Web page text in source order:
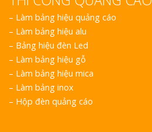
– Làm bảng hiệu quảng cáo
– Làm bảng hiệu alu
– Bảng hiệu đèn Led
– Làm bảng hiệu gỗ
– Làm bảng hiệu mica
– Làm bảng inox
– Hộp đèn quảng cáo